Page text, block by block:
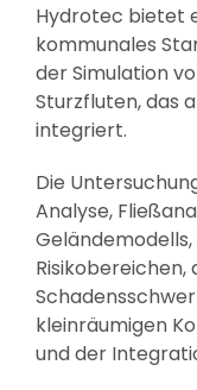
Hydrotec bietet
kommunales
der Simulation
Sturzfluten, das
integriert.
Die
Analyse,
kleinräumigen
und der